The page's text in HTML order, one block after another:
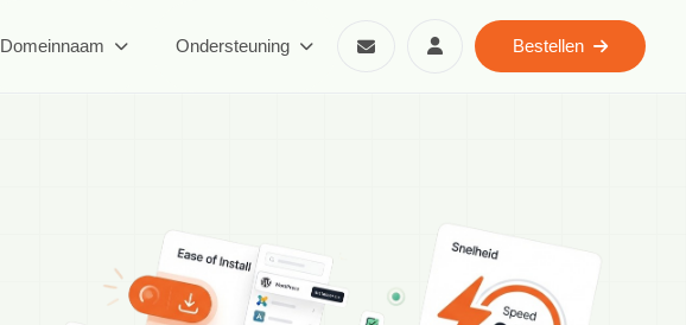
Domeinnaam Ondersteuning Bestellen